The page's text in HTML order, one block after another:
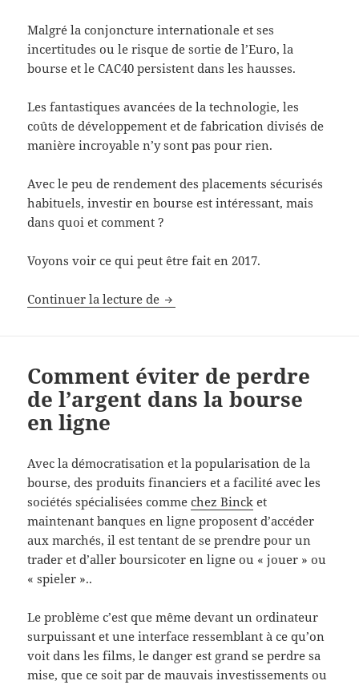
Malgré la conjoncture internationale et ses
incertitudes ou le risque de sortie de l’Euro, la
bourse et le CAC40 persistent dans les hausses.
Les fantastiques avancées de la technologie, les
coûts de développement et de fabrication divisés de
manière incroyable n’y sont pas pour rien.
Avec le peu de rendement des placements sécurisés
habituels, investir en bourse est intéressant, mais
dans quoi et comment ?
Voyons voir ce qui peut être fait en 2017.
Continuer la lecture de Acheter ou pas des actions du
Comment éviter de perdre
de l’argent dans la bourse
en ligne
Avec la démocratisation et la popularisation de la
bourse, des produits financiers et a facilité avec les
sociétés spécialisées commechez Binck et
maintenant banques en ligne proposent d’accéder
aux marchés, il est tentant de se prendre pour un
trader et d’aller boursicoter en ligne ou « jouer » ou
« spieler »..
Le problème c’est que même devant un ordinateur
surpuissant et une interface ressemblant à ce qu’on
voit dans les films, le danger est grand se perdre sa
mise, que ce soit par de mauvais investissements ou